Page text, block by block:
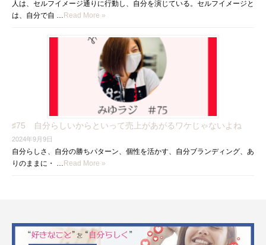
人は、セルフイメージ通りに行動し、自分を演じている。セルフイメージと
は、自分で自 … Read More »
♯75 自分らしいからといって売上があがるワケじゃないよね
2024年9月9日
自分らしさ、自分の勝ちパターン、個性を活かす、自分ブランディング、あ
りのままに・ … Read More »